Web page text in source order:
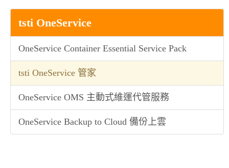
tsti OneService
OneService Container Essential Service Pack
tsti OneService 管家
OneService OMS 主動式維運代管服務
OneService Backup to Cloud 備份上雲